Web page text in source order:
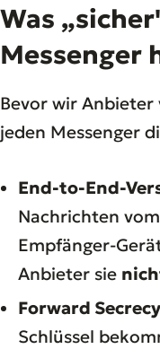
Was
Messenger
Bevor wir Anbieter
jeden Messenger
End-to-End-
Nachrichten
Empfänger-
Anbieter sie
Forward
Schlüssel